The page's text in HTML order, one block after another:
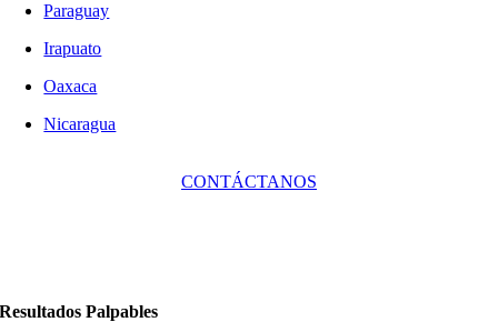
Paraguay
Irapuato
Oaxaca
Nicaragua
CONTÁCTANOS
ResultadosPalpables